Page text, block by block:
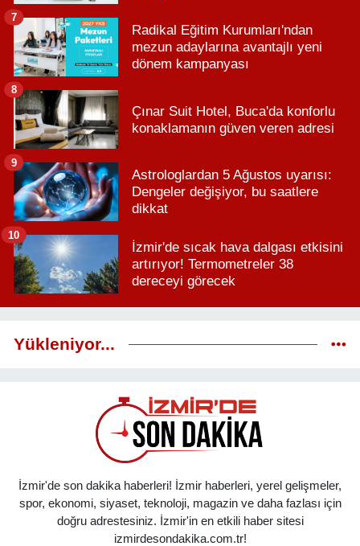
Radikal Eğitim Kurumları'ndan
mezun adaylarına avantajlı yeni
dönem kampanyası
7
Çınar Suit Hotel, Buca'da konforlu
konaklamanın güven veren adresi
8
Astrologlardan 5 Ağustos uyarısı:
Dengeler değişiyor, bu saatlere
dikkat
9
İzmir'de sıcak hava dalgası etkisini
artırıyor! Termometreler 38
dereceyi görecek
10
Yükleniyor...
İzmir'de son dakika haberleri! İzmir haberleri, yerel gelişmeler,
spor, ekonomi, siyaset, teknoloji, magazin ve daha fazlası için
doğru adrestesiniz. İzmir'in en etkili haber sitesi
izmirdesondakika.com.tr!